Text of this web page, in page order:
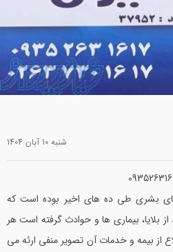
شنبه 10 آبان 1404
بشری طی ده های اخیر بوده است که
بلایا، بیماری ها و حوادث گرفته است هر
از بیمه و خدمات آن تصویر منفی ارئه می